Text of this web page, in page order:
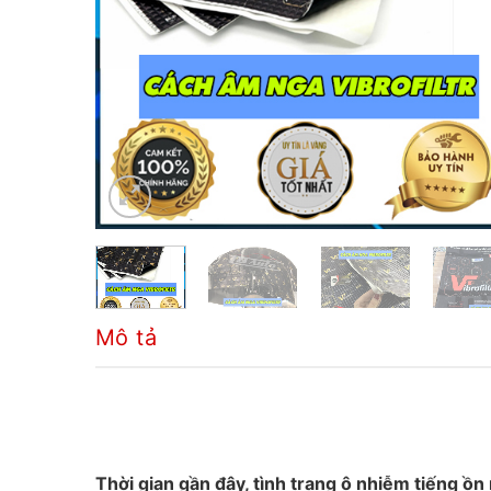
Mô tả
Thời gian gần đây, tình trạng ô nhiễm tiếng